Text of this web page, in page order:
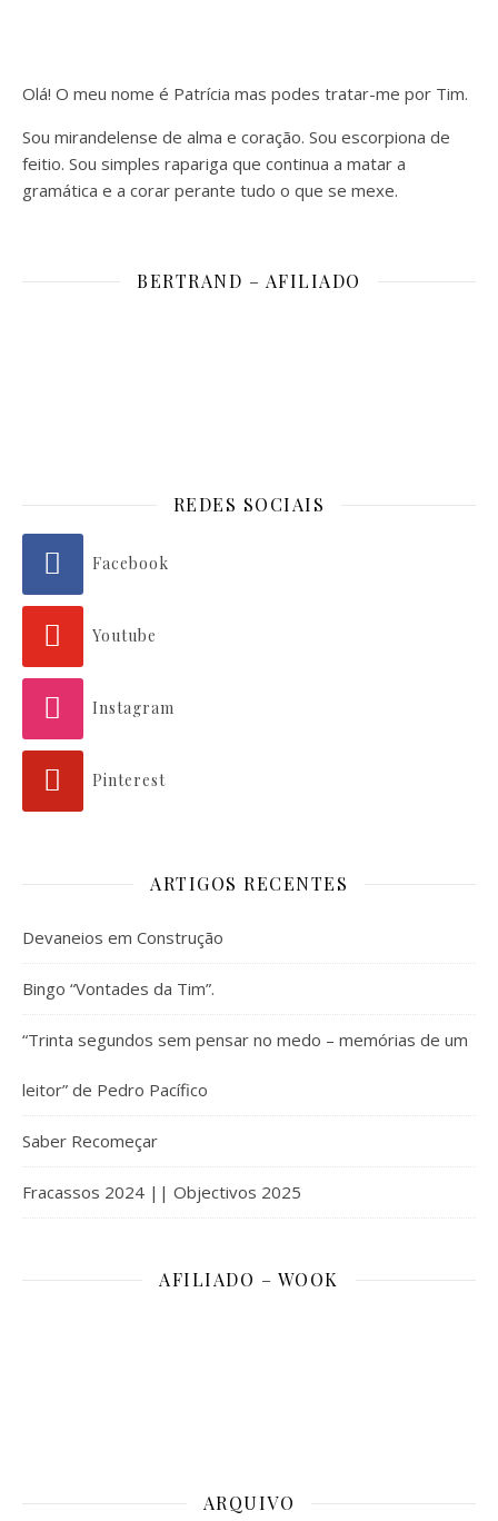
Olá! O meu nome é Patrícia mas podes tratar-me por Tim.
Sou mirandelense de alma e coração. Sou escorpiona de
feitio. Sou simples rapariga que continua a matar a
gramática e a corar perante tudo o que se mexe.
BERTRAND – AFILIADO
REDES SOCIAIS
Facebook
Youtube
Instagram
Pinterest
ARTIGOS RECENTES
Devaneios em Construção
Bingo “Vontades da Tim”.
“Trinta segundos sem pensar no medo – memórias de um
leitor” de Pedro Pacífico
Saber Recomeçar
Fracassos 2024 || Objectivos 2025
AFILIADO – WOOK
ARQUIVO